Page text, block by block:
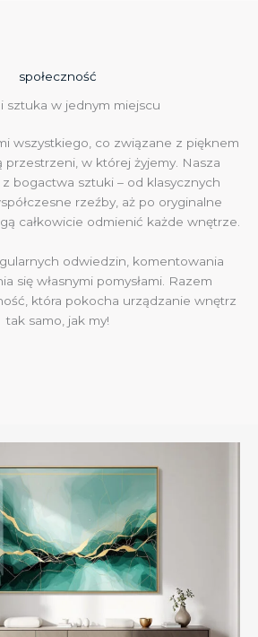
społeczność
sztuka w jednym miejscu
wszystkiego, co związane z pięknem
przestrzeni, w której żyjemy. Nasza
bogactwa sztuki – od klasycznych
rzeźby, aż po oryginalne
całkowicie odmienić każde wnętrze.
odwiedzin, komentowania
się własnymi pomysłami. Razem
która pokocha urządzanie wnętrz
tak samo, jak my!